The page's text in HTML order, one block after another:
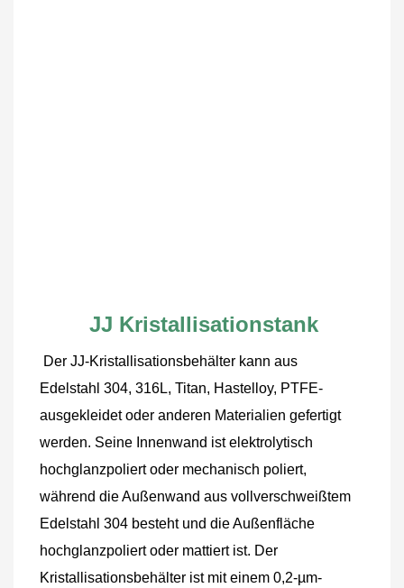
JJ Kristallisationstank
Der JJ-Kristallisationsbehälter kann aus
Edelstahl 304, 316L, Titan, Hastelloy, PTFE-
ausgekleidet oder anderen Materialien gefertigt
werden. Seine Innenwand ist elektrolytisch
hochglanzpoliert oder mechanisch poliert,
während die Außenwand aus vollverschweißtem
Edelstahl 304 besteht und die Außenfläche
hochglanzpoliert oder mattiert ist. Der
Kristallisationsbehälter ist mit einem 0,2-µm-